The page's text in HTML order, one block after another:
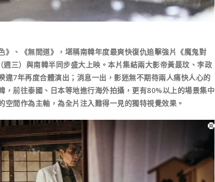
》、《無間道》，堪稱南韓年度最爽快復仇追擊強片《魔鬼對
三）與南韓半同步盛大上映。本片集結兩大影帝黃晸玟、李政
違7年再度合體演出；消息一出，影迷無不期待兩人痛快人心的
，前往泰國、日本等地進行海外拍攝，更有80%以上的場景集中
空間作為主軸，為全片注入難得一見的獨特視覺效果。